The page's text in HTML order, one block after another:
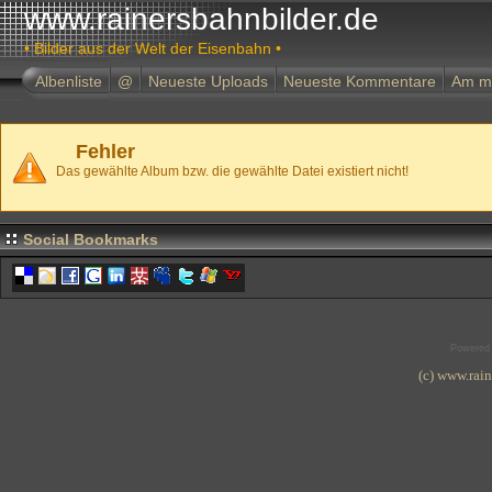
www.rainersbahnbilder.de
• Bilder aus der Welt der Eisenbahn •
Albenliste
@ Neueste Uploads Neueste Kommentare Am
Fehler
Das gewählte Album bzw. die gewählte Datei existiert nicht!
Social Bookmarks
(c)